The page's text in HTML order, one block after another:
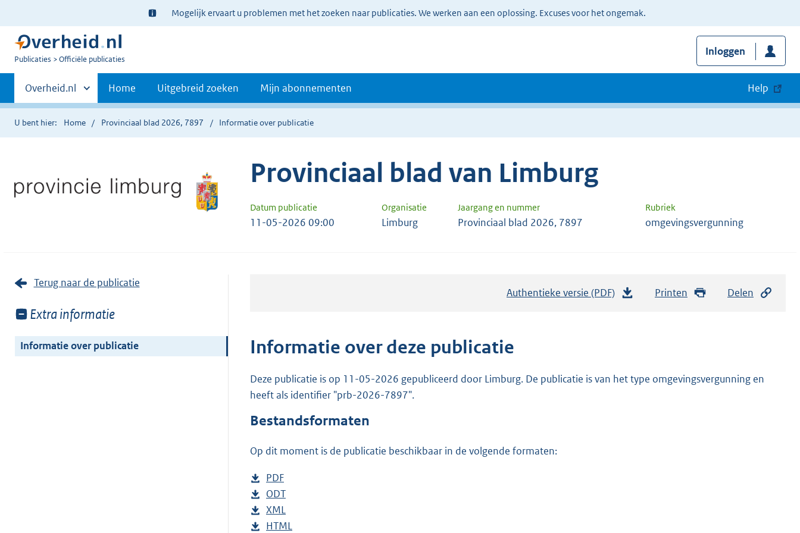
Ter
informatie:
Mogelijk ervaart u problemen met het zoeken naar publicaties. We werken aan een oplossing. Excuses voor het ongemak.
U
Publicaties Officiële publicaties
Inloggen
Primaire
navigatie
Andere
sites
binnen
Overheid.nl Home Uitgebreid zoeken Mijn abonnementen Help
U bent hier: Home Provinciaal blad 2026, 7897 Informatie over publicatie
Provinciaal blad van Limburg
Datum publicatie Organisatie Jaargang en nummer Rubriek
11-05-2026 09:00 Limburg Provinciaal blad 2026, 7897 omgevingsvergunning
Terug naar de publicatie
Toon
van:
Extra informatie
Informatie over publicatie
Authentieke versie (PDF) Printen Delen
Informatie over deze publicatie
Deze publicatie is op 11-05-2026 gepubliceerd door Limburg. De publicatie is van het type omgevingsvergunning en
heeft als identifier "prb-2026-7897".
Bestandsformaten
Op dit moment is de publicatie beschikbaar in de volgende formaten:
D
o
w
n
PDF
e
s
t
D
o
w
ODT
s
D
o
XML
e
D
HTML